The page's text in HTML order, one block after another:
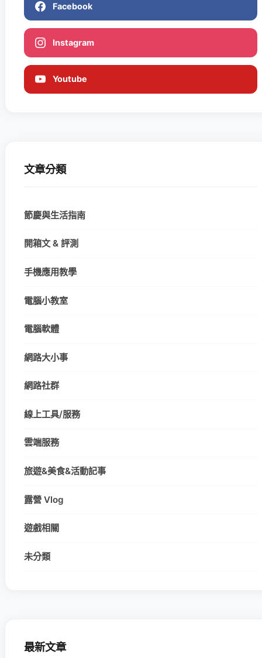
Facebook
Instagram
Youtube
文章分類
節慶與生活指南
開箱文 & 評測
手機應用教學
電腦小教室
電腦軟體
網路大小事
網路社群
線上工具/服務
雲端服務
旅遊&美食&活動記事
露營 Vlog
遊戲相關
未分類
最新文章